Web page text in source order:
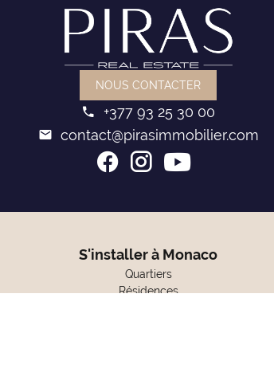
NOUS CONTACTER
+377 93 25 30 00
contact@pirasimmobilier.com
S'installer à Monaco
Quartiers
Résidences